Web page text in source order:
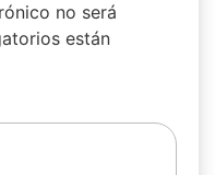
no será
están